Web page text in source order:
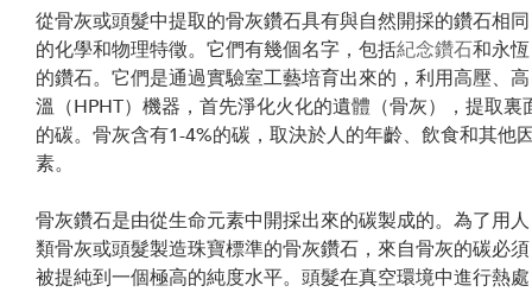
從骨灰或頭髮中提取的骨灰鑽石具有與自然開採的鑽石相同
的化學和物理特徵。它們有幾個名字，包括紀念鑽石和永恆
的鑽石。它們是通過實驗室工藝培育出來的，利用高壓、高
溫（HPHT）機器，首先淨化火化的遺體（骨灰），提取裏
的碳。骨灰含有1-4%的碳，取決於人的年齡、飲食和其他
素。
骨灰鑽石是由從生命元素中開採出來的碳製成的。為了用人
類骨灰或頭髮製造珠寶標準的骨灰鑽石，來自骨灰的碳必須
被提純到一個極高的純度水平。頭髮在真空環境中進行熱處